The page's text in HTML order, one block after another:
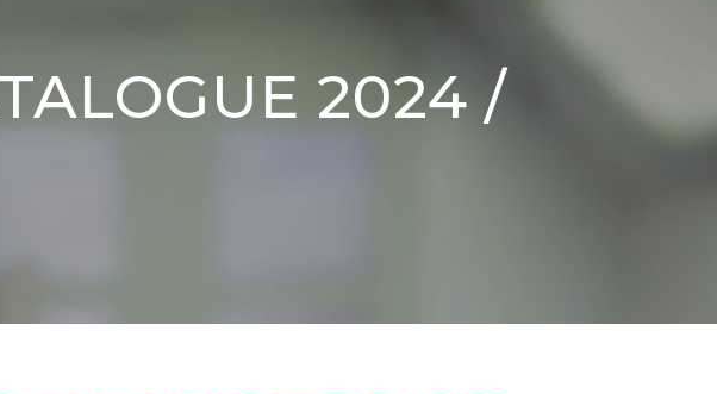
2024 /